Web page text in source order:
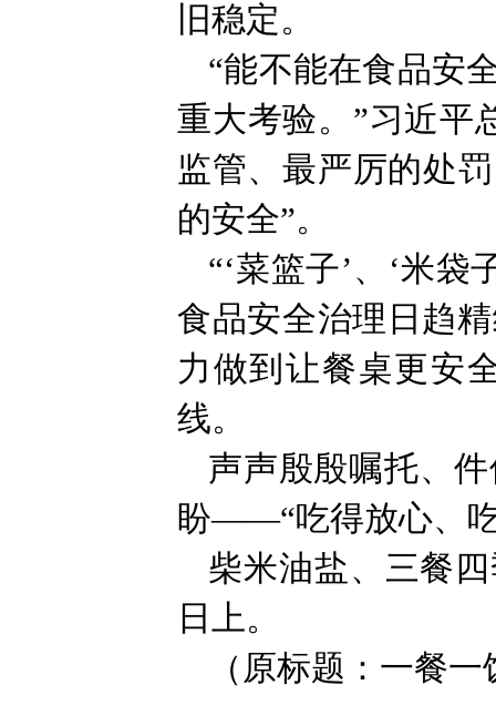
旧稳定。
“能不能在食品安
重大考验。”习近平
监管、最严厉的处
的安全”。
“‘菜篮子’、‘米
食品安全治理日趋
力做到让餐桌更安
线。
声声殷殷嘱托、
盼——“吃得放心、
柴米油盐、三餐
日上。
（原标题：一餐